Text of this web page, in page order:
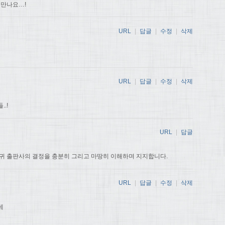
만나요…!
URL | 답글 | 수정 | 삭제
..!
URL 답글 수정 삭제
출판사의 결정을 충분히 그리고 마땅히 이해하며 지지합니다.
URL 답글
URL 답글 수정 삭제